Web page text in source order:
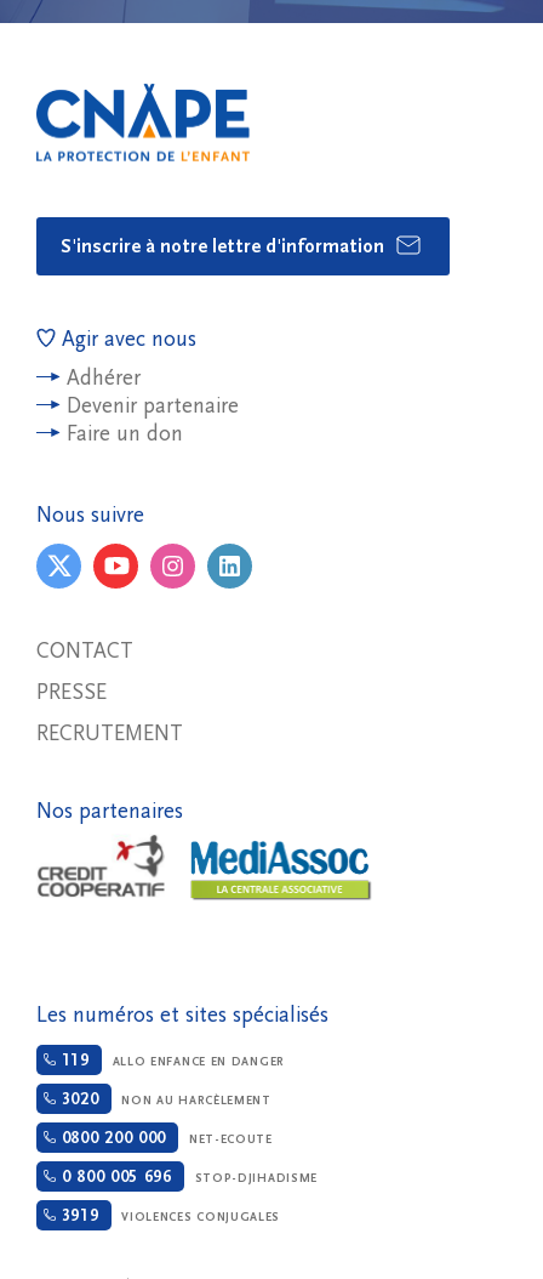
S'inscrire à notre lettre d'information
Agir avec nous
Adhérer
Devenir partenaire
Faire un don
Nous suivre
CONTACT
PRESSE
RECRUTEMENT
Nos partenaires
Les numéros et sites spécialisés
119 ALLO ENFANCE EN DANGER
3020 NON AU HARCÈLEMENT
0800 200 000 NET-ECOUTE
0 800 005 696 STOP-DJIHADISME
3919 VIOLENCES CONJUGALES